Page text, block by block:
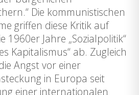
Die kommunistischen
griffen diese Kritik auf
1960er Jahre „Sozialpolitik“
Kapitalismus“ ab. Zugleich
Angst vor einer
in Europa seit
einer internationalen